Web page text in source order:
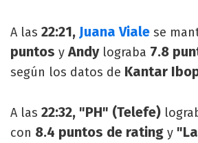
A las 22:21, Juana Viale se
puntos yAndy lograba 7.8
según los datos de Kantar
A las 22:32, "PH" (Telefe)
con 8.4 puntos de rating y